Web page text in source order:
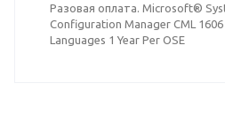
Разовая оплата. Microsoft®
Configuration Manager CML
Languages 1 Year Per OSE